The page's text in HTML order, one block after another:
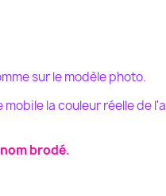
sur le modèle photo.
la couleurréelle de
brodé.